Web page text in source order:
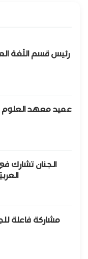
رئيس قسم اللّغة
عميد معهد العلوم
الجنان تشارك
مشاركة فاعلة